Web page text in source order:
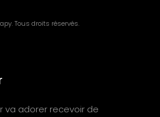
Tous droits réservés.
va adorer recevoir de